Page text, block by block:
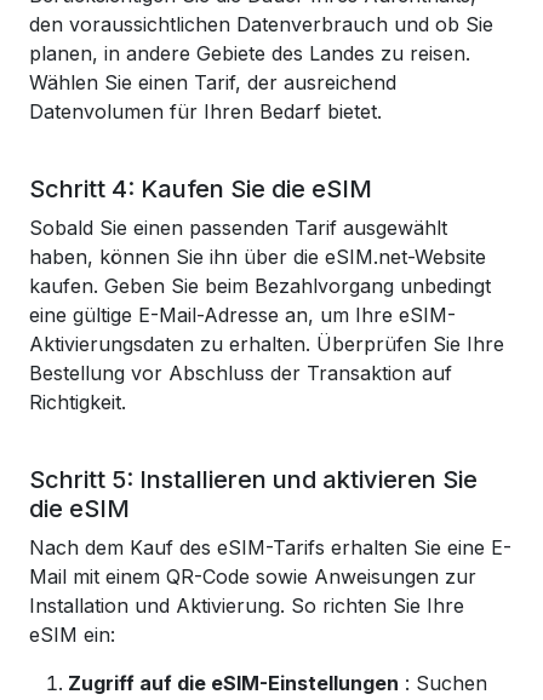
den voraussichtlichen Datenverbrauch und ob Sie
planen, in andere Gebiete des Landes zu reisen.
Wählen Sie einen Tarif, der ausreichend
Datenvolumen für Ihren Bedarf bietet.
Schritt 4: Kaufen Sie die eSIM
Sobald Sie einen passenden Tarif ausgewählt
haben, können Sie ihn über die eSIM.net-Website
kaufen. Geben Sie beim Bezahlvorgang unbedingt
eine gültige E-Mail-Adresse an, um Ihre eSIM-
Aktivierungsdaten zu erhalten. Überprüfen Sie Ihre
Bestellung vor Abschluss der Transaktion auf
Richtigkeit.
Schritt 5: Installieren und aktivieren Sie
die eSIM
Nach dem Kauf des eSIM-Tarifs erhalten Sie eine E-
Mail mit einem QR-Code sowie Anweisungen zur
Installation und Aktivierung. So richten Sie Ihre
eSIM ein:
Zugriff auf die eSIM-Einstellungen : Suchen